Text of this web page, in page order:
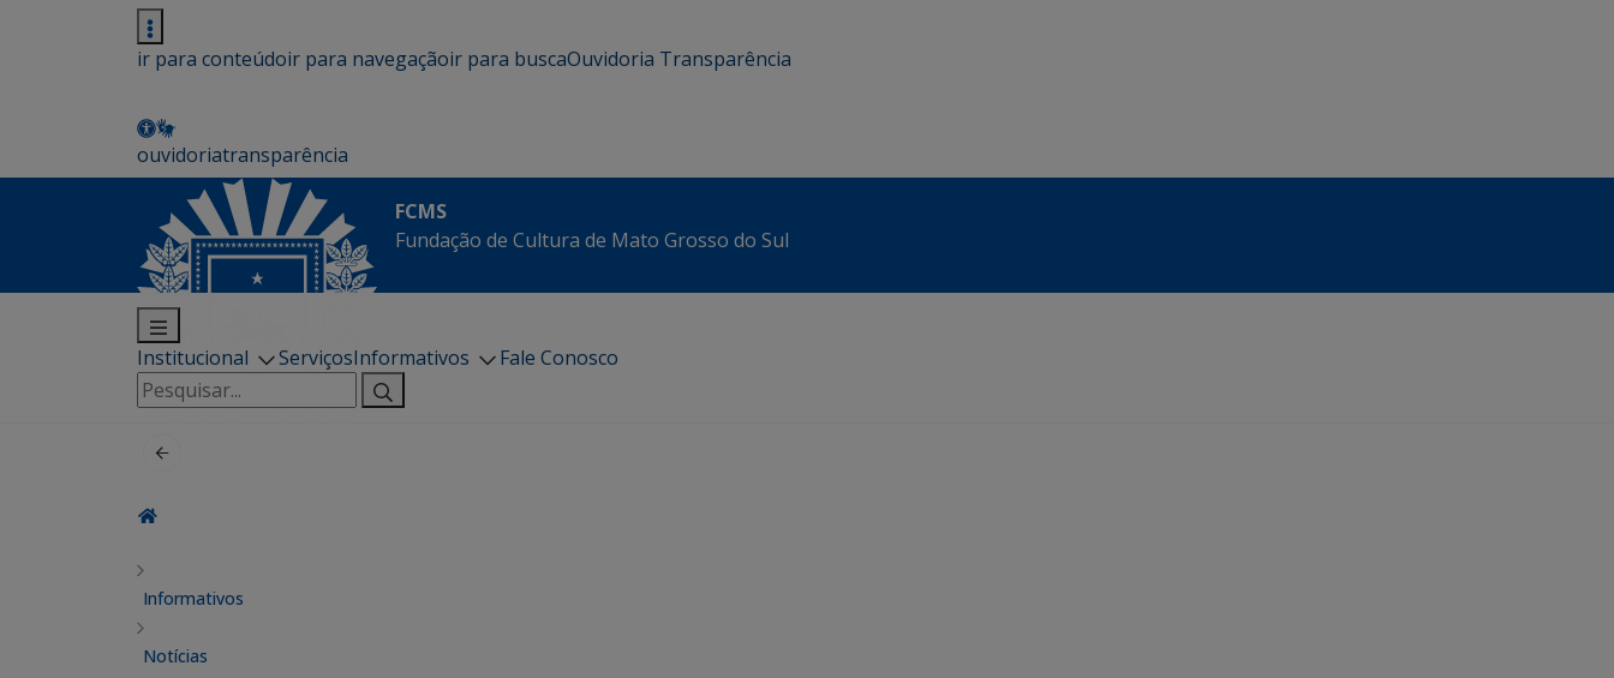
ir para conteúdoir para navegaçãoir para buscaOuvidoria Transparência
ouvidoriatransparência
FCMS
Fundação de Cultura de Mato Grosso do Sul
Institucional ServiçosInformativos
Fale Conosco
Pesquisar
por:
Informativos
Notícias